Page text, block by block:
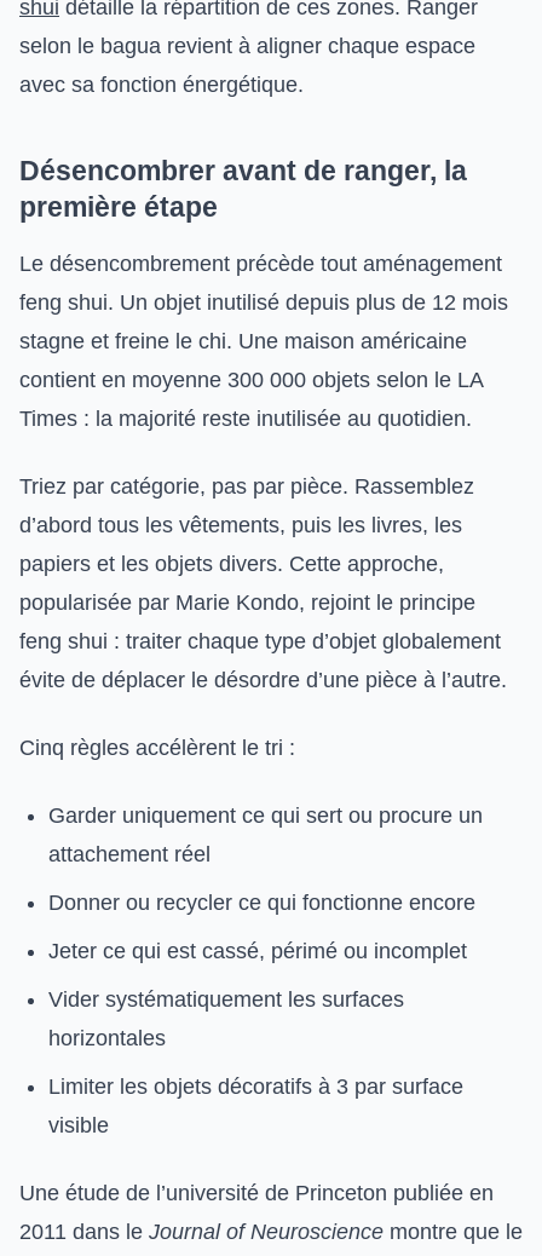
shui détaille la répartition de ces zones. Ranger
selon le bagua revient à aligner chaque espace
avec sa fonction énergétique.
Désencombrer avant de ranger, la
première étape
Le désencombrement précède tout aménagement
feng shui. Un objet inutilisé depuis plus de 12 mois
stagne et freine le chi. Une maison américaine
contient en moyenne 300 000 objets selon le LA
Times : la majorité reste inutilisée au quotidien.
Triez par catégorie, pas par pièce. Rassemblez
d’abord tous les vêtements, puis les livres, les
papiers et les objets divers. Cette approche,
popularisée par Marie Kondo, rejoint le principe
feng shui : traiter chaque type d’objet globalement
évite de déplacer le désordre d’une pièce à l’autre.
Cinq règles accélèrent le tri :
Garder uniquement ce qui sert ou procure un
attachement réel
Donner ou recycler ce qui fonctionne encore
Jeter ce qui est cassé, périmé ou incomplet
Vider systématiquement les surfaces
horizontales
Limiter les objets décoratifs à 3 par surface
visible
Une étude de l’université de Princeton publiée en
2011 dans le Journal of Neuroscience montre que le